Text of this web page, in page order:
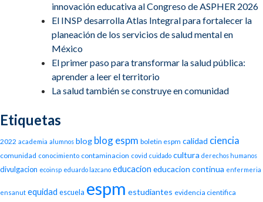
innovación educativa al Congreso de ASPHER 2026
El INSP desarrolla Atlas Integral para fortalecer la
planeación de los servicios de salud mental en
México
El primer paso para transformar la salud pública:
aprender a leer el territorio
La salud también se construye en comunidad
Etiquetas
2022 academia alumnos blog blog espm boletin espm calidad ciencia
comunidad conocimiento contaminacion covid cuidado cultura derechos humanos
divulgacion ecoinsp eduardo lazcano educacion educacion continua enfermeria
ensanut equidad escuela espm estudiantes evidencia cientifica